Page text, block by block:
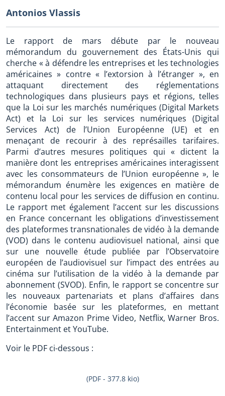
Antonios Vlassis
Le rapport de mars débute par le nouveau
mémorandum du gouvernement des États-Unis qui
cherche « à défendre les entreprises et les technologies
américaines » contre « l’extorsion à l’étranger », en
attaquant directement des réglementations
technologiques dans plusieurs pays et régions, telles
que la Loi sur les marchés numériques (Digital Markets
Act) et la Loi sur les services numériques (Digital
Services Act) de l’Union Européenne (UE) et en
menaçant de recourir à des représailles tarifaires.
Parmi d’autres mesures politiques qui « dictent la
manière dont les entreprises américaines interagissent
avec les consommateurs de l’Union européenne », le
mémorandum énumère les exigences en matière de
contenu local pour les services de diffusion en continu.
Le rapport met également l’accent sur les discussions
en France concernant les obligations d’investissement
des plateformes transnationales de vidéo à la demande
(VOD) dans le contenu audiovisuel national, ainsi que
sur une nouvelle étude publiée par l’Observatoire
européen de l’audiovisuel sur l’impact des entrées au
cinéma sur l’utilisation de la vidéo à la demande par
abonnement (SVOD). Enfin, le rapport se concentre sur
les nouveaux partenariats et plans d’affaires dans
l’économie basée sur les plateformes, en mettant
l’accent sur Amazon Prime Video, Netflix, Warner Bros.
Entertainment et YouTube.
Voir le PDF ci-dessous :
(PDF - 377.8 kio)